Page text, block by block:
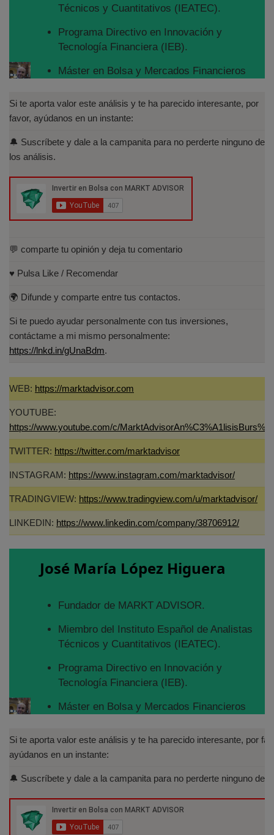
Técnicos y Cuantitativos (IEATEC).
Programa Directivo en Innovación y
Tecnología Financiera (IEB).
Máster en Bolsa y Mercados Financieros
asesoramiento financiero (MIFID II):
https://www.cnmv.es/portal/Titulos-
Licenciado en Informática por la Universidad
Politécnica de Madrid(UPM)
Si te aporta valor este análisis y te ha parecido interesante, por
favor, ayúdanos en un instante:
🔔 Suscríbete y dale a la campanita para no perderte ninguno de
los análisis.
💬 comparte tu opinión y deja tu comentario
♥️ Pulsa Like / Recomendar
🌍 Difunde y comparte entre tus contactos.
Si te puedo ayudar personalmente con tus inversiones,
contáctame a mi mismo personalmente:
https://lnkd.in/gUnaBdm.
WEB: https://marktadvisor.com
YOUTUBE:
https://www.youtube.com/c/
TWITTER: https://twitter.com/marktadvisor
INSTAGRAM: https://www.instagram.com/marktadvisor/
TRADINGVIEW: https://www.tradingview.com/u/marktadvisor/
LINKEDIN: https://www.linkedin.com/company/38706912/
José María López Higuera
Fundador de MARKT ADVISOR.
Miembro del Instituto Español de Analistas
Técnicos y Cuantitativos (IEATEC).
Programa Directivo en Innovación y
Tecnología Financiera (IEB).
Máster en Bolsa y Mercados Financieros
asesoramiento financiero (MIFID II):
https://www.cnmv.es/portal/Titulos-
Cuantitativo (IEB).
Licenciado en Informática por la Universidad
Si te aporta valor este análisis y te ha parecido interesante, por
ayúdanos en un instante:
🔔 Suscríbete y dale a la campanita para no perderte ninguno de